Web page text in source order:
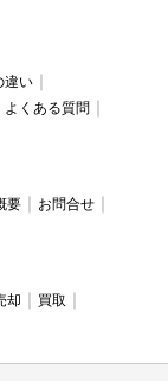
違い
よくある質問
要
お問合せ
却
買取